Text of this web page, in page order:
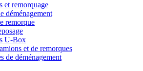
et remorquage
déménagement
remorque
U-Box
et de remorques
de déménagement